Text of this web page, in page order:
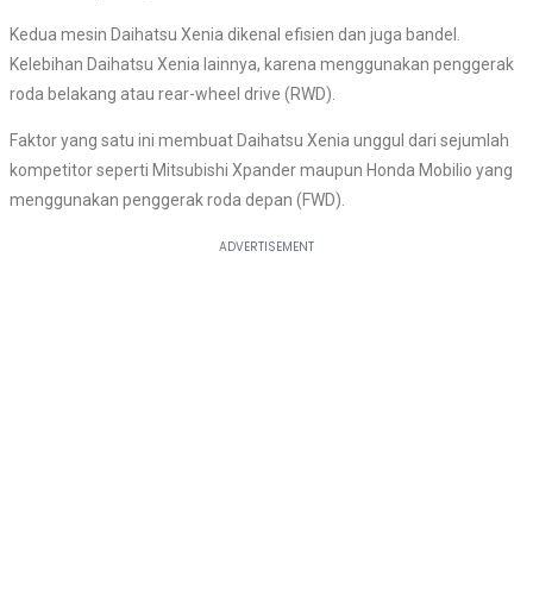
Kedua mesin Daihatsu Xenia dikenal efisien dan juga bandel.
Kelebihan Daihatsu Xenia lainnya, karena menggunakan penggerak
roda belakang atau rear-wheel drive (RWD).
Faktor yang satu ini membuat Daihatsu Xenia unggul dari sejumlah
kompetitor seperti Mitsubishi Xpander maupun Honda Mobilio yang
menggunakan penggerak roda depan (FWD).